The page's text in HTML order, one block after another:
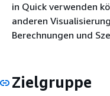
in Quick verwenden
anderen
Berechnungen und
Zielgruppe